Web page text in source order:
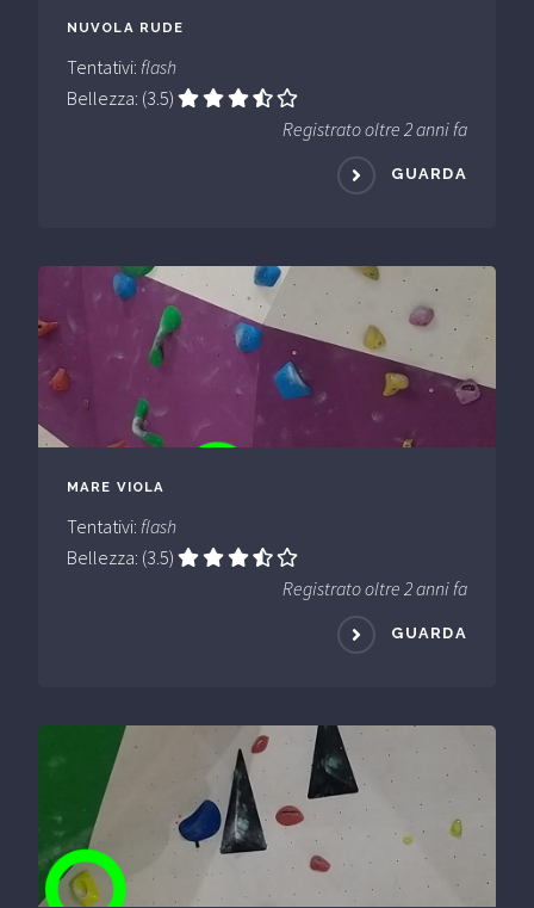
NUVOLA RUDE
Tentativi: flash
Bellezza: (3.5)
Registrato oltre 2 anni fa
GUARDA
MARE VIOLA
Tentativi: flash
Bellezza: (3.5)
Registrato oltre 2 anni fa
GUARDA